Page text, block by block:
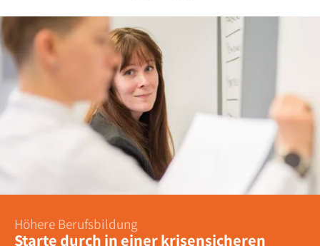
Höhere Berufsbildung
Starte durch in einer krisensicheren